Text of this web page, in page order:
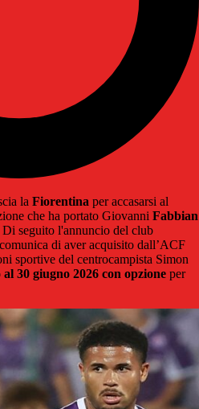
la Fiorentina per accasarsi al
che ha portato Giovanni Fabbian
seguito l'annuncio del club
di aver acquisito dall’ACF
sportive del centrocampista Simon
30 giugno 2026 con opzione per